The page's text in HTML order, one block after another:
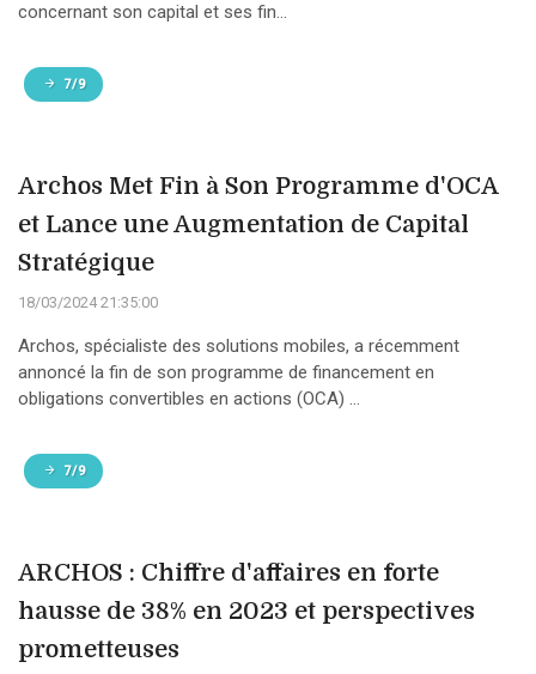
concernant son capital et ses fin...
7/9
Archos Met Fin à Son Programme d'OCA
et Lance une Augmentation de Capital
Stratégique
18/03/2024 21:35:00
Archos, spécialiste des solutions mobiles, a récemment
annoncé la fin de son programme de financement en
obligations convertibles en actions (OCA) ...
7/9
ARCHOS : Chiffre d'affaires en forte
hausse de 38% en 2023 et perspectives
prometteuses